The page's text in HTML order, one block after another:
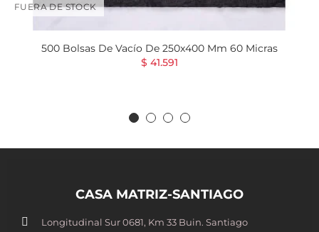
FUERA DE STOCK
500 Bolsas De Vacío De 250x400 Mm 60 Micras
$ 41.591
CASA MATRIZ-SANTIAGO
Longitudinal Sur 0681, Km 33 Buin. Santiago